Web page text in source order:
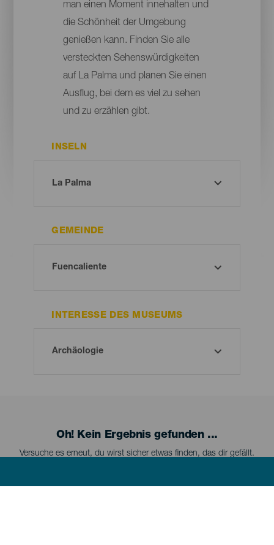
man einen Moment innehalten und
die Schönheit der Umgebung
genießen kann. Finden Sie alle
versteckten Sehenswürdigkeiten
auf La Palma und planen Sie einen
Ausflug, bei dem es viel zu sehen
und zu erzählen gibt.
INSELN
GEMEINDE
INTERESSE DES MUSEUMS
Oh! Kein Ergebnis gefunden ...
Versuche es erneut, du wirst sicher etwas finden, das dir gefällt.